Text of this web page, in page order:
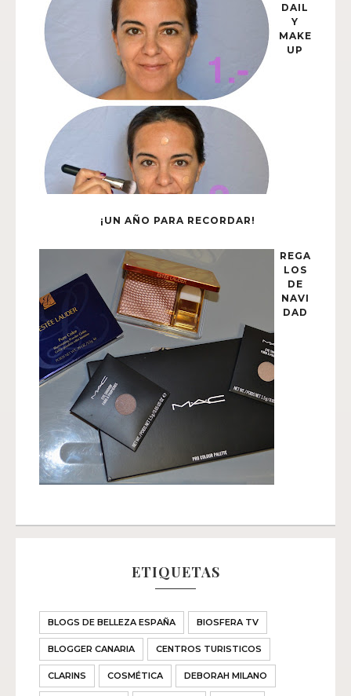
DAIL
Y
MAKE
UP
¡UN AÑO PARA RECORDAR!
REGA
LOS
DE
NAVI
DAD
ETIQUETAS
BLOGS DE BELLEZA ESPAÑA BIOSFERA TV
BLOGGER CANARIA CENTROS TURISTICOS
CLARINS COSMÉTICA DEBORAH MILANO